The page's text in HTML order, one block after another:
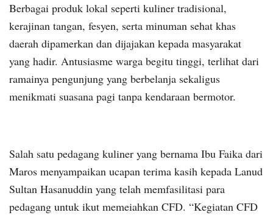
Berbagai produk lokal seperti kuliner tradisional,
kerajinan tangan, fesyen, serta minuman sehat khas
daerah dipamerkan dan dijajakan kepada masyarakat
yang hadir. Antusiasme warga begitu tinggi, terlihat dari
ramainya pengunjung yang berbelanja sekaligus
menikmati suasana pagi tanpa kendaraan bermotor.
Salah satu pedagang kuliner yang bernama Ibu Faika dari
Maros menyampaikan ucapan terima kasih kepada Lanud
Sultan Hasanuddin yang telah memfasilitasi para
pedagang untuk ikut memeiahkan CFD. “Kegiatan CFD